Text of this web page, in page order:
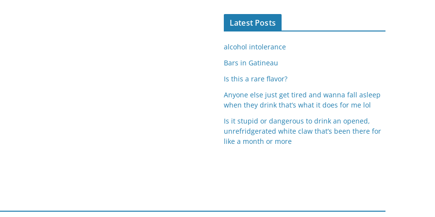
Latest Posts
alcohol intolerance
Bars in Gatineau
Is this a rare flavor?
Anyone else just get tired and wanna fall asleep
when they drink that’s what it does for me lol
Is it stupid or dangerous to drink an opened,
unrefridgerated white claw that’s been there for
like a month or more